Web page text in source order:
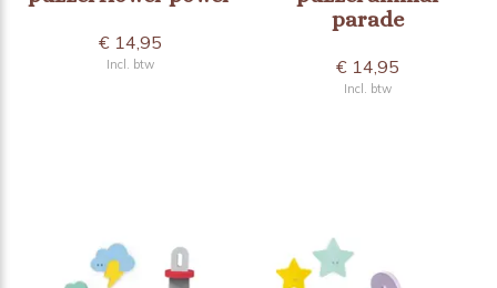
€ 14,95
Incl. btw
parade
€ 14,95
Incl. btw